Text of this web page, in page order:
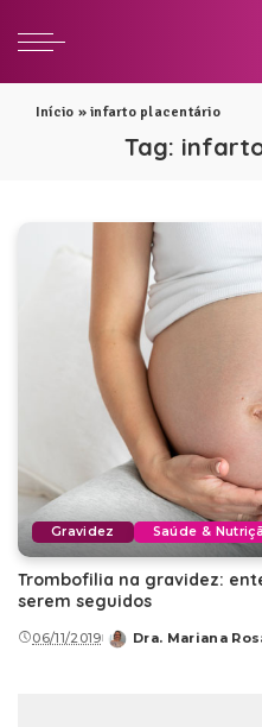
Início »infarto placentário
Tag:
Gravidez Saúde &
Trombofilia na gravidez:
serem seguidos
06/11/2019
Posted
Dra. Mariana